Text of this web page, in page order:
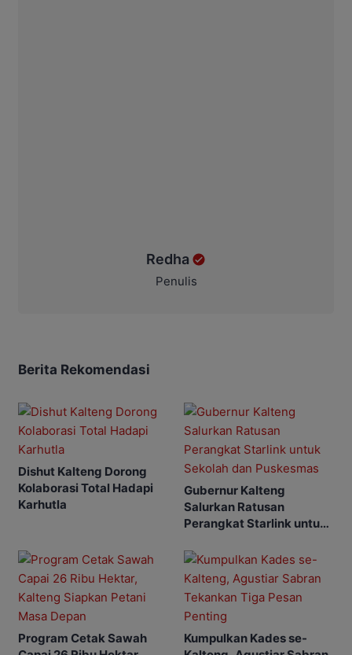
Redha
Penulis
Berita Rekomendasi
Dishut Kalteng Dorong
Kolaborasi Total Hadapi
Karhutla
Gubernur Kalteng
Salurkan Ratusan
Perangkat Starlink untuk
Program Cetak Sawah
Kumpulkan Kades se-